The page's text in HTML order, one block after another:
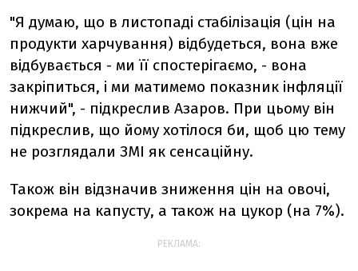
"Я думаю, що в листопаді стабілізація (цін на
продукти харчування) відбудеться, вона вже
відбувається - ми її спостерігаємо, - вона
закріпиться, і ми матимемо показник інфляції
нижчий", - підкреслив Азаров. При цьому він
підкреслив, що йому хотілося би, щоб цю тему
не розглядали ЗМІ як сенсаційну.
Також він відзначив зниження цін на овочі,
зокрема на капусту, а також на цукор (на 7%).
РЕКЛАМА: